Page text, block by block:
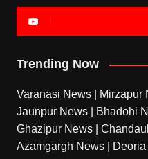
Trending Now
Varanasi News Mirzapur
Jaunpur News
Bhadohi
Ghazipur News
Azamgargh News